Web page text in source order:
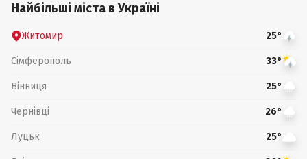
Найбільші міста в Україні
Житомир 25°
Сімферополь 33°
Вінниця 25°
Чернівці 26°
Луцьк 25°